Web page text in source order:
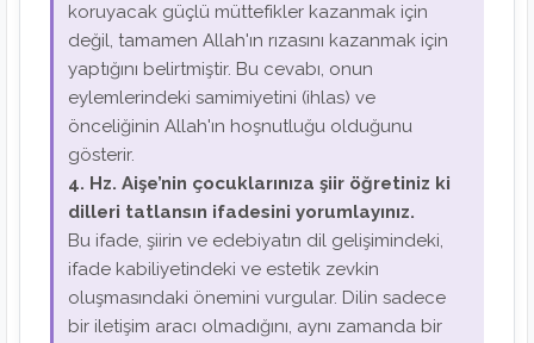
koruyacak güçlü müttefikler kazanmak için
değil, tamamen Allah'ın rızasını kazanmak için
yaptığını belirtmiştir. Bu cevabı, onun
eylemlerindeki samimiyetini (ihlas) ve
önceliğinin Allah'ın hoşnutluğu olduğunu
gösterir.
4. Hz. Aişe’nin çocuklarınıza şiir öğretiniz ki
dilleri tatlansın ifadesini yorumlayınız.
Bu ifade, şiirin ve edebiyatın dil gelişimindeki,
ifade kabiliyetindeki ve estetik zevkin
oluşmasındaki önemini vurgular. Dilin sadece
bir iletişim aracı olmadığını, aynı zamanda bir